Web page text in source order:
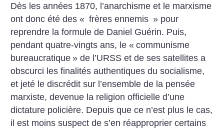
Dès les années 1870, l’anarchisme et le marxisme
ont donc été des « frères ennemis » pour
reprendre la formule de Daniel Guérin. Puis,
pendant quatre-vingts ans, le « communisme
bureaucratique » de l’URSS et de ses satellites a
obscurci les finalités authentiques du socialisme,
et jeté le discrédit sur l’ensemble de la pensée
marxiste, devenue la religion officielle d’une
dictature policière. Depuis que ce n’est plus le cas,
il est moins suspect de s’en réapproprier certains